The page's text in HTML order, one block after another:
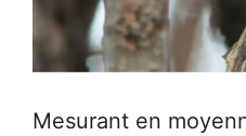
Mesurant en